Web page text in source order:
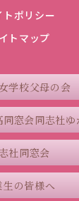
トポリシー
トマップ
学校父母の会
同窓会同志社ゆ
社同窓会
生の皆様へ